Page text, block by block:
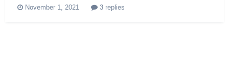
November 1, 2021 3 replies